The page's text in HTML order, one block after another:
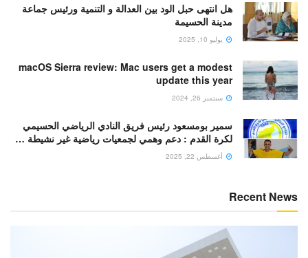
هل انتهى حبل الود بين العدالة و التنمية ورئيس جماعة
مدينة الحسيمة
يوليو 10, 2025
macOS Sierra review: Mac users get a modest
update this year
سبتمبر 26, 2024
سمير بومسعود رئيس فريق النادي الرياضي الحسيمي
لكرة القدم : دعم وهمي لجمعيات رياضية غير نشيطة …
أغسطس 22, 2025
Recent News